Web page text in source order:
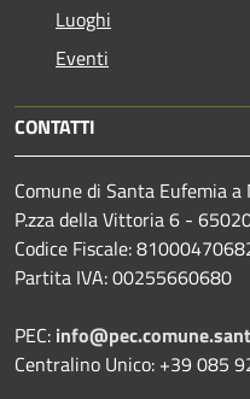
Luoghi
Eventi
CONTATTI
Comune di Santa Eufemia a
P.zza della Vittoria 6 -
Codice Fiscale:
Partita IVA: 00255660680
PEC:
Centralino Unico: +39 085